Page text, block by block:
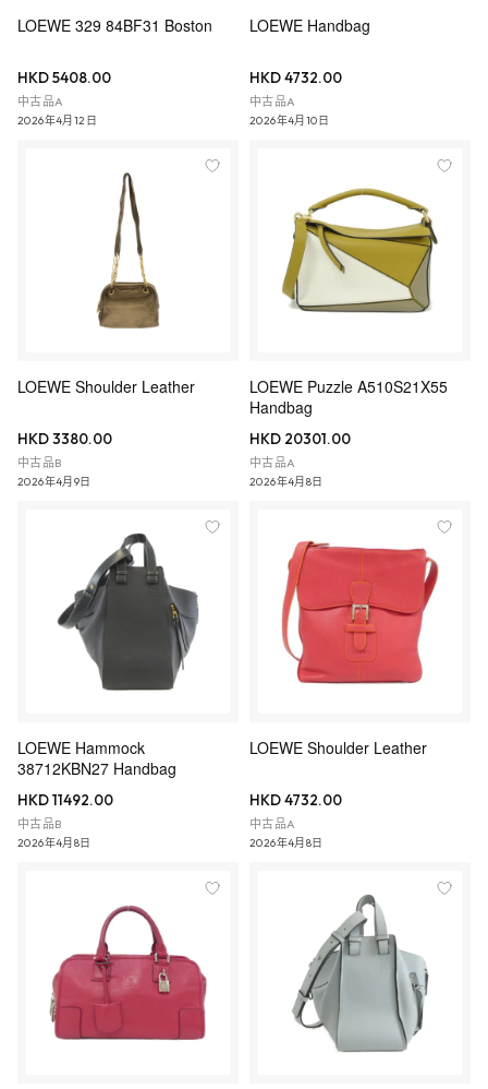
LOEWE 329 84BF31 Boston
HKD 5408.00
中古品A
2026年4月12日
LOEWE Handbag
HKD 4732.00
中古品A
2026年4月10日
LOEWE Shoulder Leather
HKD 3380.00
中古品B
2026年4月9日
LOEWE Puzzle A510S21X55
Handbag
HKD 20301.00
中古品A
2026年4月8日
LOEWE Hammock
38712KBN27 Handbag
HKD 11492.00
中古品B
2026年4月8日
LOEWE Shoulder Leather
HKD 4732.00
中古品A
2026年4月8日